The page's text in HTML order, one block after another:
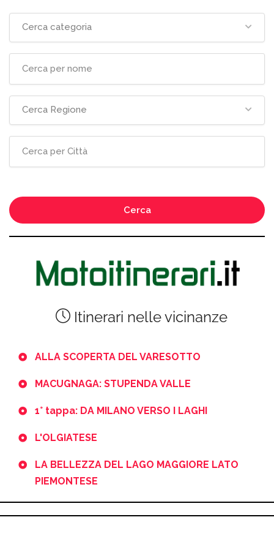
Cerca categoria
Cerca Regione
Cerca
Itinerari nelle vicinanze
ALLA SCOPERTA DEL VARESOTTO
MACUGNAGA: STUPENDA VALLE
1° tappa: DA MILANO VERSO I LAGHI
L'OLGIATESE
LA BELLEZZA DEL LAGO MAGGIORE LATO
PIEMONTESE